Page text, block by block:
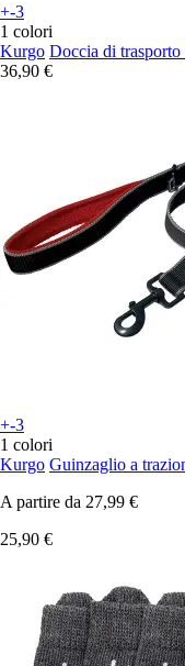
+-3
1 colori
Kurgo Doccia di
36,90 €
+-3
1 colori
Kurgo Guinzaglio a
A partire da 27,99 €
25,90 €